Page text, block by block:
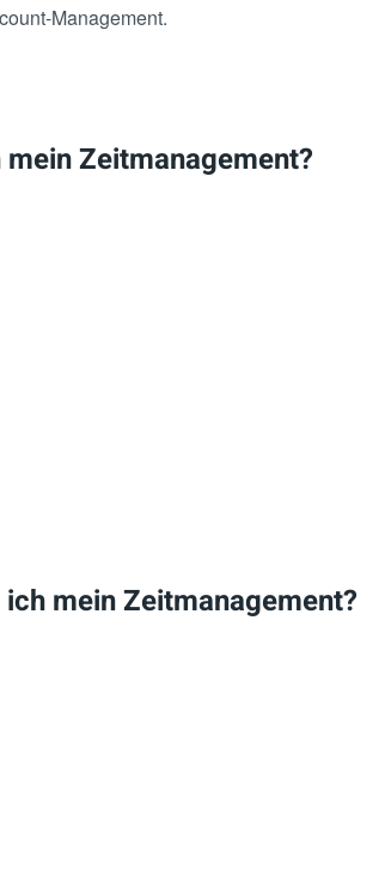
Management.
Zeitmanagement?
mein Zeitmanagement?